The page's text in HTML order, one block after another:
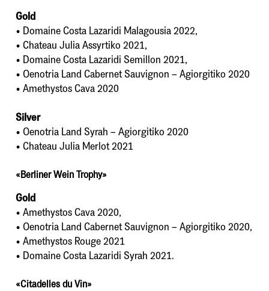
Gold
• Domaine Costa Lazaridi Malagousia 2022,
• Chateau Julia Assyrtiko 2021,
• Domaine Costa Lazaridi Semillon 2021,
• Oenotria Land Cabernet Sauvignon – Agiorgitiko 2020
• Amethystos Cava 2020
Silver
• Oenotria Land Syrah – Agiorgitiko 2020
• Chateau Julia Merlot 2021
«Berliner Wein Trophy»
Gold
• Amethystos Cava 2020,
• Oenotria Land Cabernet Sauvignon – Agiorgitiko 2020,
• Amethystos Rouge 2021
• Domaine Costa Lazaridi Syrah 2021.
«Citadelles du Vin»